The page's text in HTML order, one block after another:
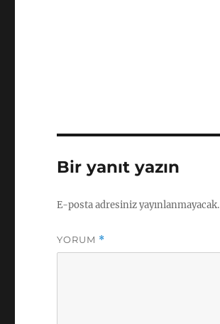
Bir yanıt yazın
E-posta adresiniz yayınlanmayacak.
YORUM *